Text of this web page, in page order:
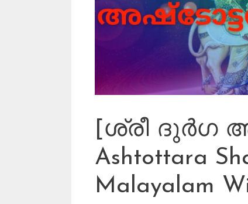
[ശ്രീ ദുർഗ
Ashtottara
Malayalam